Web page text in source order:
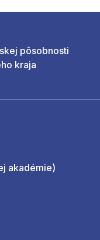
pôsobnosti
kraja
akadémie)